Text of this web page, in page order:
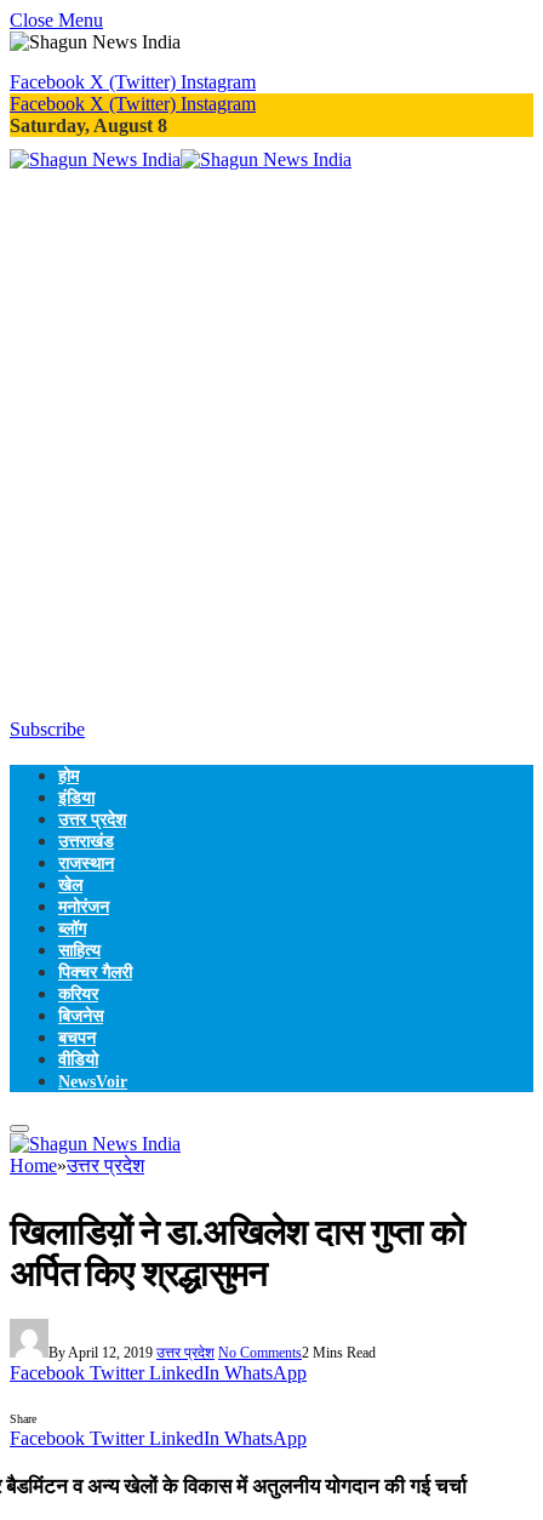
Close Menu
Facebook X (Twitter) Instagram
Facebook X (Twitter) Instagram
Saturday, August 8
Subscribe
होम
इंडिया
उत्तर प्रदेश
उत्तराखंड
राजस्थान
खेल
मनोरंजन
ब्लॉग
साहित्य
पिक्चर गैलरी
करियर
बिजनेस
बचपन
वीडियो
NewsVoir
Home»उत्तर प्रदेश
खिलाडिय़ों ने डा.अखिलेश दास गुप्ता को
अर्पित किए श्रद्धासुमन
ByApril 12, 2019 उत्तर प्रदेश No Comments2 Mins Read
Facebook Twitter LinkedIn WhatsApp
Share
Facebook Twitter LinkedIn WhatsApp
बैडमिंटन व अन्य खेलों के विकास में अतुलनीय योगदान की गई चर्चा